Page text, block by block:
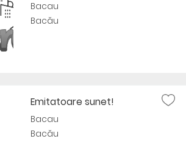
Bacau
Bacău
Emitatoare sunet!
Bacau
Bacău